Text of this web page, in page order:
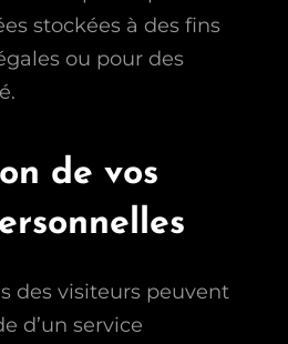
stockées à des fins
ou pour des
de vos
des visiteurs peuvent
d’un service